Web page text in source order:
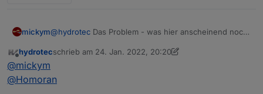
mickym@hydrotec Das Problem - was hier anscheinend noch
Ich bin mal ein Geräte und kommunizieren mit meinem
Server arbeitet).
Ich veröffentliche also über mqtt einen topic wie folgt:
Offline
hydrotecschrieb am 24. Jan. 2022, 20:20
zuletzt editiert von hydrotec
@mickym
@Homoran